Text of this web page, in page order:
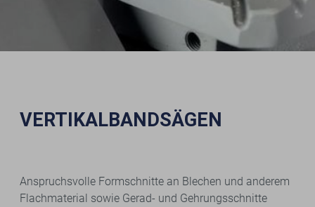
VERTIKALBANDSÄGEN
Anspruchsvolle Formschnitte an Blechen und anderem
Flachmaterial sowie Gerad- und Gehrungsschnitte